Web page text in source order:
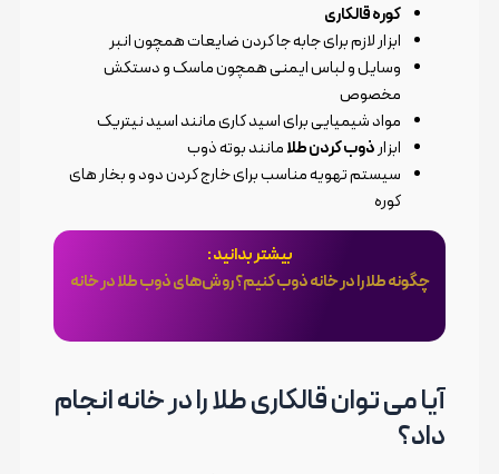
کوره قالکاری
ابزار لازم برای جابه جا کردن ضایعات همچون انبر
وسایل و لباس ایمنی همچون ماسک و دستکش
مخصوص
مواد شیمیایی برای اسید کاری مانند اسید نیتریک
ابزارذوب کردن طلامانند بوته ذوب
سیستم تهویه مناسب برای خارج کردن دود و بخار های
کوره
بیشتر بدانید :
چگونه طلا را در خانه ذوب کنیم؟ روش‌های ذوب طلا در خانه
آیا می توان قالکاری طلا را در خانه انجام
داد؟